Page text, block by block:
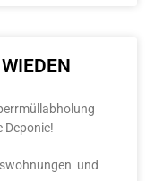
Deponie!
und